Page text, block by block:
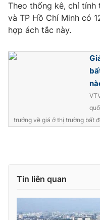
Cơ quan chủ quản:Đài
Phó Tổng Biên tập:
Nguyễn Trọng Ninh
Tổng đài VTV:024.38 355
Theo thống kê, chỉ
và TP Hồ Chí Minh có
hợp ách tắc này.
trưởng về giá ở thị trường bất
Tin liên quan